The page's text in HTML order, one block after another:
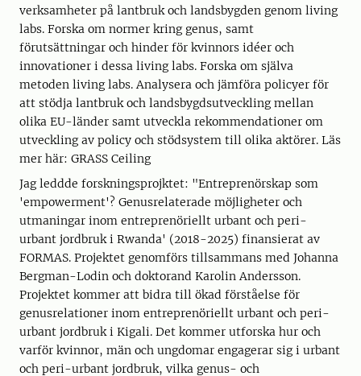
verksamheter på lantbruk och landsbygden genom living
labs. Forska om normer kring genus, samt
förutsättningar och hinder för kvinnors idéer och
innovationer i dessa living labs. Forska om själva
metoden living labs. Analysera och jämföra policyer för
att stödja lantbruk och landsbygdsutveckling mellan
olika EU-länder samt utveckla rekommendationer om
utveckling av policy och stödsystem till olika aktörer. Läs
mer här: GRASS Ceiling
Jag leddde forskningsprojktet: "Entreprenörskap som
'empowerment'? Genusrelaterade möjligheter och
utmaningar inom entreprenöriellt urbant och peri-
urbant jordbruk i Rwanda' (2018-2025) finansierat av
FORMAS. Projektet genomförs tillsammans med Johanna
Bergman-Lodin och doktorand Karolin Andersson.
Projektet kommer att bidra till ökad förståelse för
genusrelationer inom entreprenöriellt urbant och peri-
urbant jordbruk i Kigali. Det kommer utforska hur och
varför kvinnor, män och ungdomar engagerar sig i urbant
och peri-urbant jordbruk, vilka genus- och